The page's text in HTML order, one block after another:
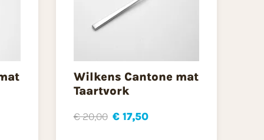
Wilkens Cantone mat
Taartvork
€ 20,00 € 17,50